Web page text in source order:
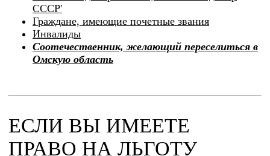
СССР'
Граждане, имеющие почетные звания
Инвалиды
Соотечественник, желающий переселиться в
Омскую область
ЕСЛИ ВЫ ИМЕЕТЕ
ПРАВО НА ЛЬГОТУ